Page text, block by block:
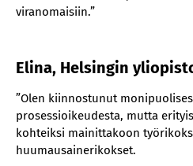
viranomaisiin.”
Elina, Helsingin
”Olen kiinnostunut
prosessioikeudesta, mutta
kohteiksi mainittakoon
huumausainerikokset.